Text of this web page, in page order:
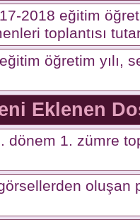
2018 eğitim
toplantısı
öğretim yılı,
Eklenen
1. zümre
oluşan